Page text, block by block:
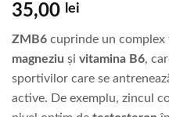
35,00 lei
ZMB6 cuprinde un
magneziu și vitamina B6,
sportivilor care se
active. De exemplu, zincul